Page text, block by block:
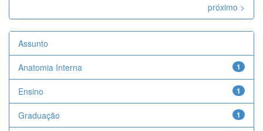
próximo >
Assunto
1
Anatomia Interna
1
Ensino
1
Graduação